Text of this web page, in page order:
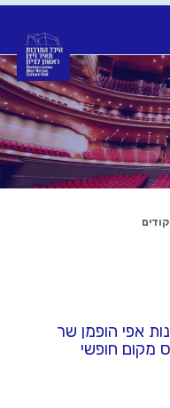
אפי הופמן שר
מקום חופשי